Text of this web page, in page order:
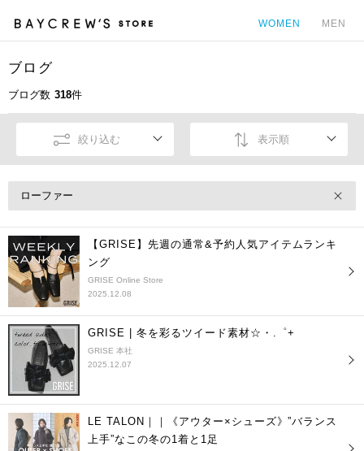
WOMEN MEN
ブログ
ブログ数 318件
絞り込む 表示順
ローファー
【GRISE】先週の通常&予約人気アイテムランキ
ング
GRISE Online Store
2025.12.08
GRISE | 冬を彩るツイード素材☆・.゜+
GRISE 本社
2025.12.07
LE TALON｜｜《アウター×シューズ》”バランス
上手”なこの冬の1着と1足